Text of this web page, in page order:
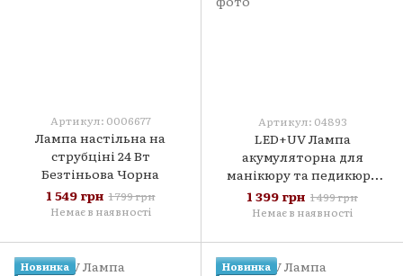
Артикул: 0006677
Лампа настільна на
струбціні 24 Вт
Безтіньова Чорна
1 549 грн 1 799 грн
Немає в наявності
Артикул: 04893
LED+UV Лампа
акумуляторна для
манікюру та педикюру
SUN S80, 168 Вт, Біла
1 399 грн 1 499 грн
Немає в наявності
Новинка
Новинка